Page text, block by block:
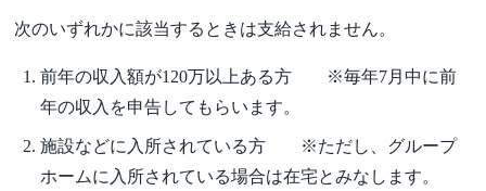
次のいずれかに該当するときは支給されません。
前年の収入額が120万以上ある方 ※毎年7月中に前
年の収入を申告してもらいます。
施設などに入所されている方 ※ただし、グループ
ホームに入所されている場合は在宅とみなします。